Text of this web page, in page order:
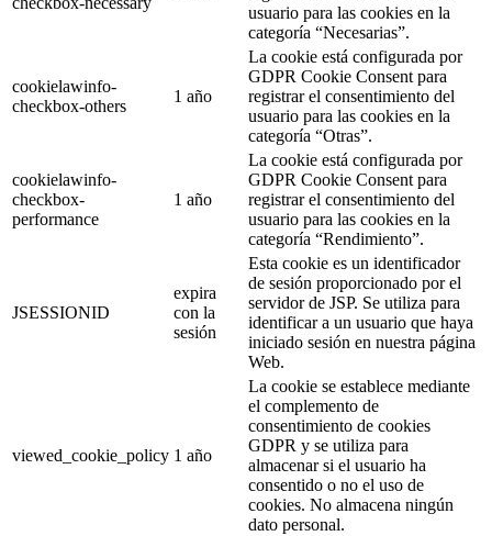
usuario para las cookies en la
categoría “Necesarias”.
cookielawinfo-
checkbox-others
1 año
La cookie está configurada por
GDPR Cookie Consent para
registrar el consentimiento del
usuario para las cookies en la
categoría “Otras”.
cookielawinfo-
checkbox-
performance
1 año
La cookie está configurada por
GDPR Cookie Consent para
registrar el consentimiento del
usuario para las cookies en la
categoría “Rendimiento”.
JSESSIONID
expira
con la
sesión
Esta cookie es un identificador
de sesión proporcionado por el
servidor de JSP. Se utiliza para
identificar a un usuario que haya
iniciado sesión en nuestra página
Web.
viewed_cookie_policy 1 año
La cookie se establece mediante
el complemento de
consentimiento de cookies
GDPR y se utiliza para
almacenar si el usuario ha
consentido o no el uso de
cookies. No almacena ningún
dato personal.